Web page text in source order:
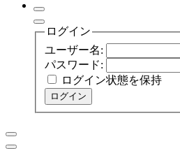
ログイン
ユーザー名:
パスワード:
ログイン状態を保持
ログイン